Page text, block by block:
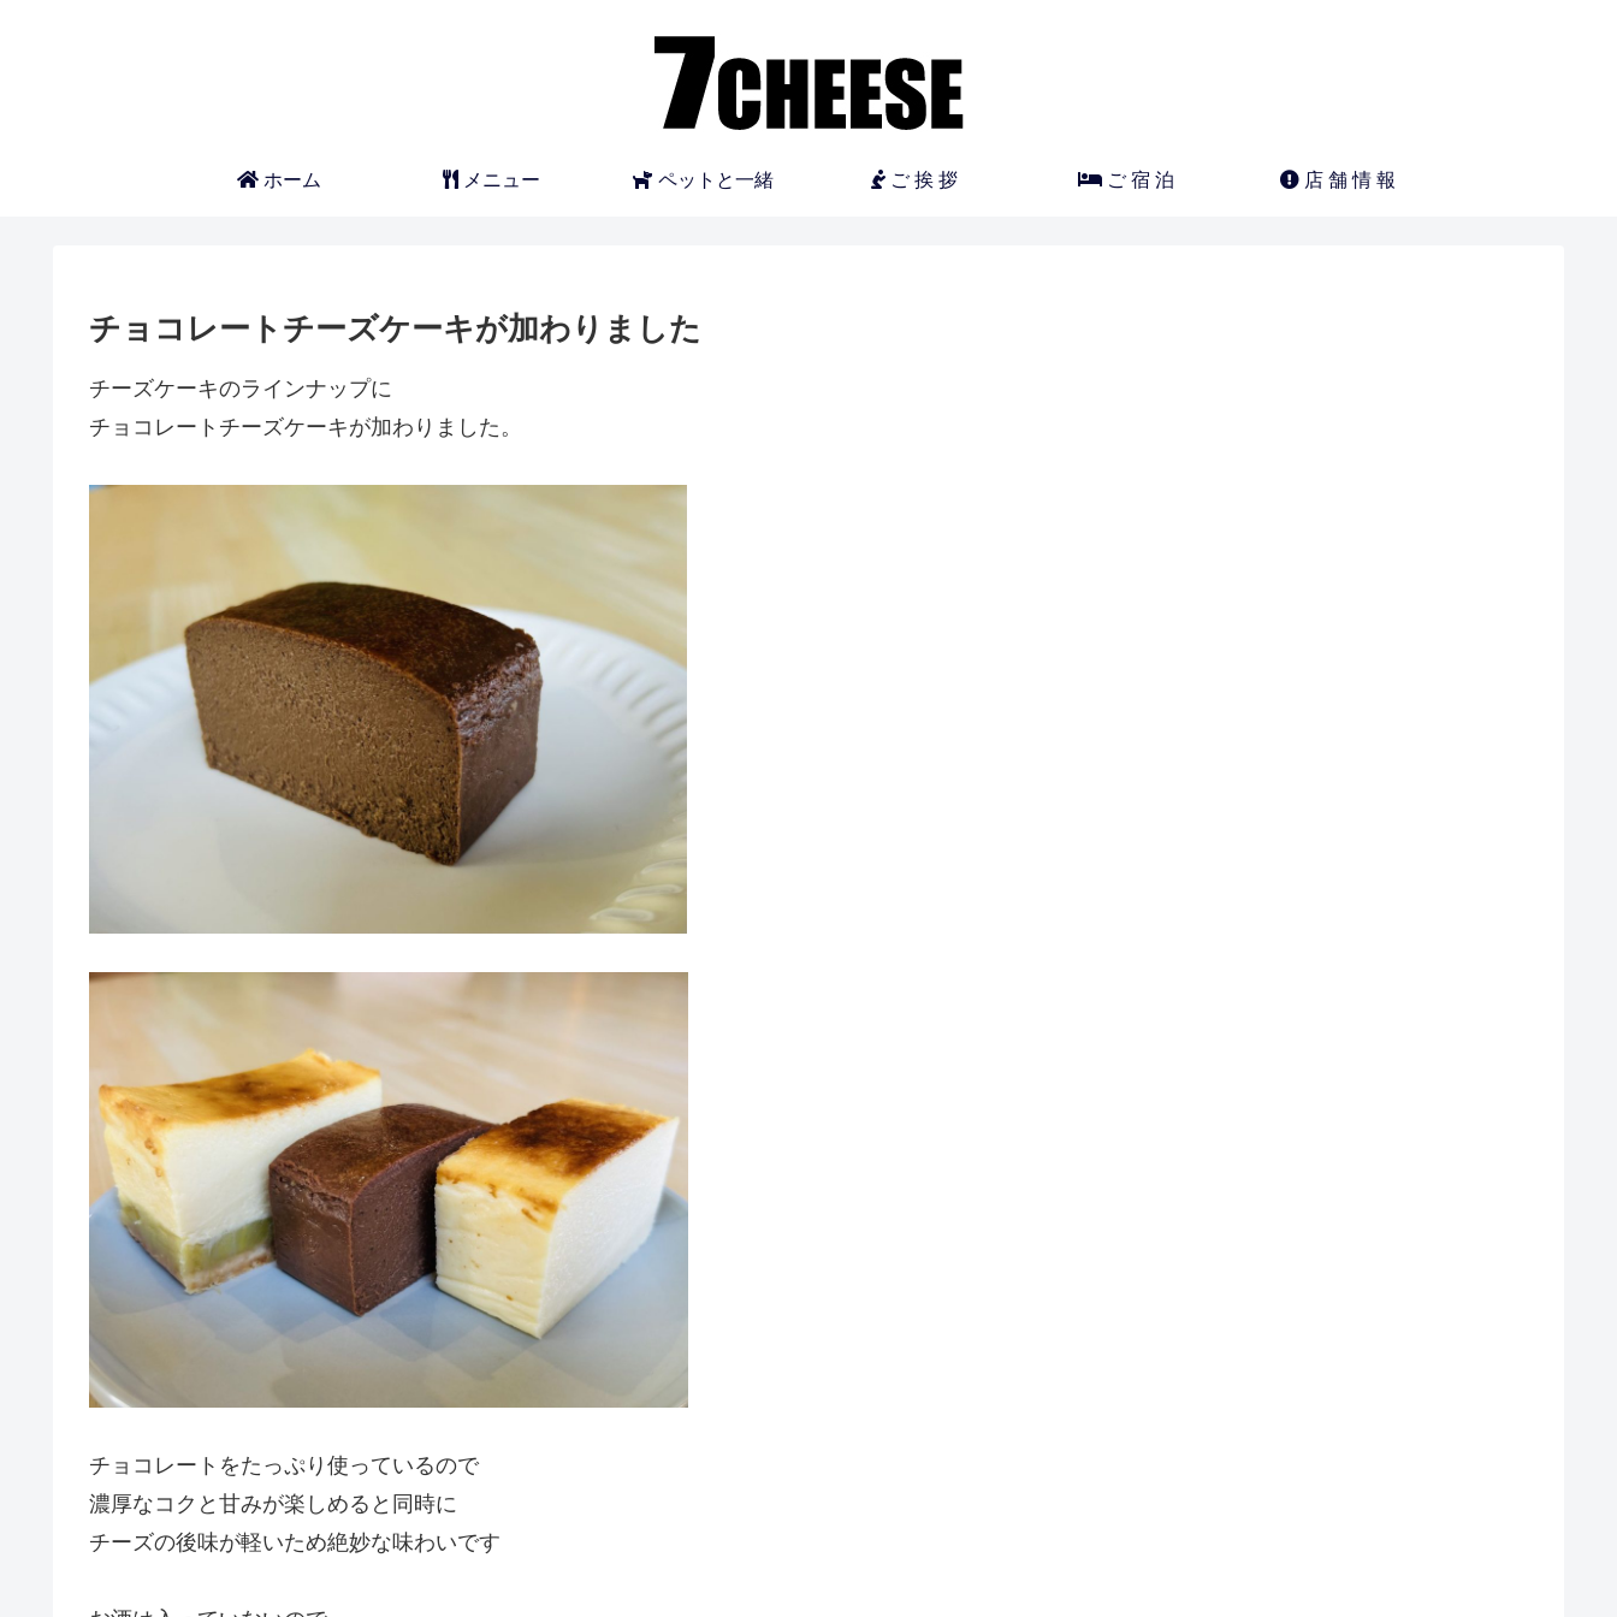
ホーム メニュー ペットと一緒 ご 挨 拶 ご 宿 泊 店 舗 情 報
チョコレートチーズケーキが加わりました
チーズケーキのラインナップに
チョコレートチーズケーキが加わりました。
チョコレートをたっぷり使っているので
濃厚なコクと甘みが楽しめると同時に
チーズの後味が軽いため絶妙な味わいです